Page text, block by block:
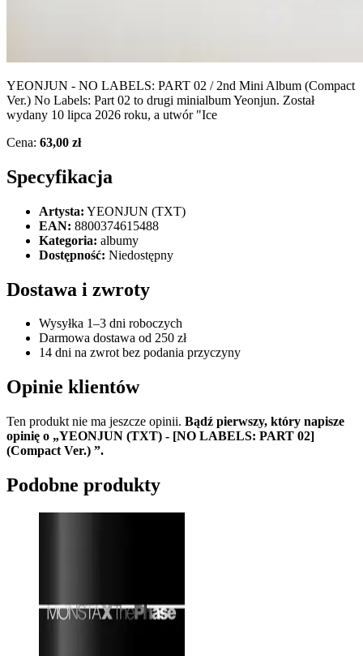
YEONJUN - NO LABELS: PART 02 / 2nd Mini Album (Compact
Ver.) No Labels: Part 02 to drugi minialbum Yeonjun. Został
wydany 10 lipca 2026 roku, a utwór "Ice
Cena: 63,00 zł
Specyfikacja
Artysta: YEONJUN (TXT)
EAN: 8800374615488
Kategoria: albumy
Dostępność: Niedostępny
Dostawa i zwroty
Wysyłka 1–3 dni roboczych
Darmowa dostawa od 250 zł
14 dni na zwrot bez podania przyczyny
Opinie klientów
Ten produkt nie ma jeszcze opinii. Bądź pierwszy, który napisze
opinię o „YEONJUN (TXT) - [NO LABELS: PART 02]
(Compact Ver.) ”.
Podobne produkty